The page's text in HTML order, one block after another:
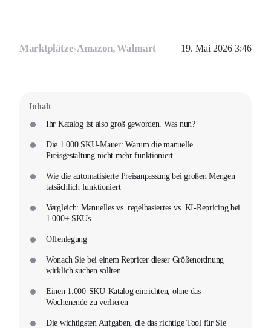
Marktplätze›Amazon, Walmart 19. Mai 2026 3:46
Inhalt
Ihr Katalog ist also groß geworden. Was nun?
Die 1.000 SKU-Mauer: Warum die manuelle
Preisgestaltung nicht mehr funktioniert
Wie die automatisierte Preisanpassung bei großen Mengen
tatsächlich funktioniert
Vergleich: Manuelles vs. regelbasiertes vs. KI-Repricing bei
1.000+ SKUs
Offenlegung
Wonach Sie bei einem Repricer dieser Größenordnung
wirklich suchen sollten
Einen 1.000-SKU-Katalog einrichten, ohne das
Wochenende zu verlieren
Die wichtigsten Aufgaben, die das richtige Tool für Sie